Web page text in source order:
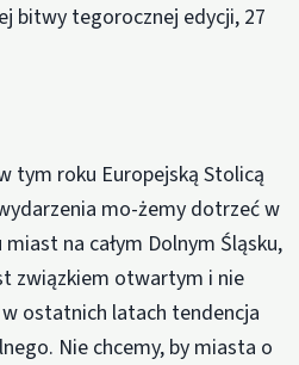
bitwy tegorocznej edycji, 27
tym roku Europejską Stolicą
mo-żemy dotrzeć w
na całym Dolnym Śląsku,
związkiem otwartym i nie
ostatnich latach tendencja
Nie chcemy, by miasta o